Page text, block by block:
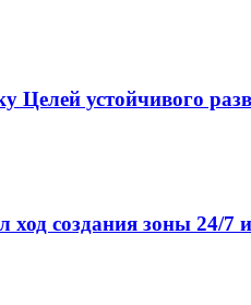
Целей устойчивого
создания зоны 24/7